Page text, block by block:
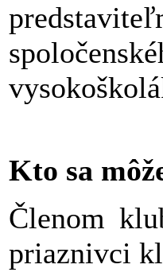
Kto sa
Členom
priaznivci